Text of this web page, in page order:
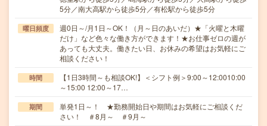
5分／南大高駅から徒歩5分／有松駅から徒歩5分
曜日頻度
週0日～/月1日～OK！（月～日のあいだ）★「火曜と木曜
だけ」など色々な働き方ができます！★お仕事ゼロの週が
あっても大丈夫。働きたい日、お休みの希望はお気軽にご
相談ください！
時間
【1日3時間～も相談OK!】＜シフト例＞9:00～12:0010:00
～15:00 12:00～17…
期間
単発1日～！ ★勤務開始日や期間はお気軽にご相談くだ
さい！ ＃8月～ ＃9月～